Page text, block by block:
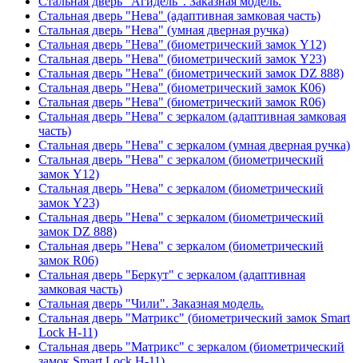
Стальная дверь "Нева" (адаптивная замковая часть)
Стальная дверь "Нева" (умная дверная ручка)
Стальная дверь "Нева" (биометрический замок Y12)
Стальная дверь "Нева" (биометрический замок Y23)
Стальная дверь "Нева" (биометрический замок DZ 888)
Стальная дверь "Нева" (биометрический замок К06)
Стальная дверь "Нева" (биометрический замок R06)
Стальная дверь "Нева" с зеркалом (адаптивная замковая
часть)
Стальная дверь "Нева" с зеркалом (умная дверная ручка)
Стальная дверь "Нева" с зеркалом (биометрический
замок Y12)
Стальная дверь "Нева" с зеркалом (биометрический
замок Y23)
Стальная дверь "Нева" с зеркалом (биометрический
замок DZ 888)
Стальная дверь "Нева" с зеркалом (биометрический
замок R06)
Стальная дверь "Беркут" с зеркалом (адаптивная
замковая часть)
Стальная дверь "Чили". Заказная модель.
Стальная дверь "Матрикс" (биометрический замок Smart
Lock H-11)
Стальная дверь "Матрикс" с зеркалом (биометрический